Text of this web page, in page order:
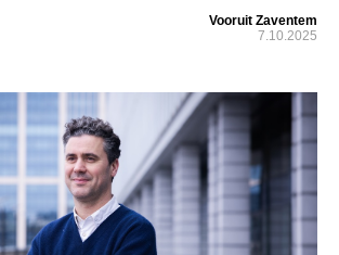
Vooruit Zaventem
7.10.2025